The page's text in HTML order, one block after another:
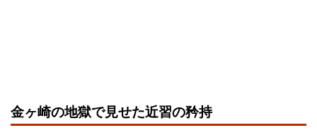
金ヶ崎の地獄で見せた近習の矜持